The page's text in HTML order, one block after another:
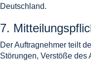
Deutschland.
7.
Der Auftragnehmer teilt
Störungen, Verstöße des